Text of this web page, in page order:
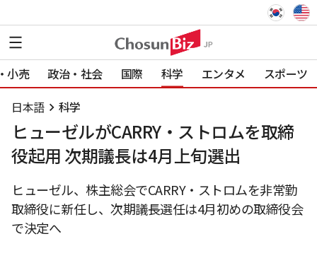
小売 政治・社会 国際 科学 エンタメ スポーツ
日本語 科学
ヒューゼルがCARRY・ストロムを取締
役起用 次期議長は4月上旬選出
ヒューゼル、株主総会でCARRY・ストロムを非常勤
取締役に新任し、次期議長選任は4月初めの取締役会
で決定へ